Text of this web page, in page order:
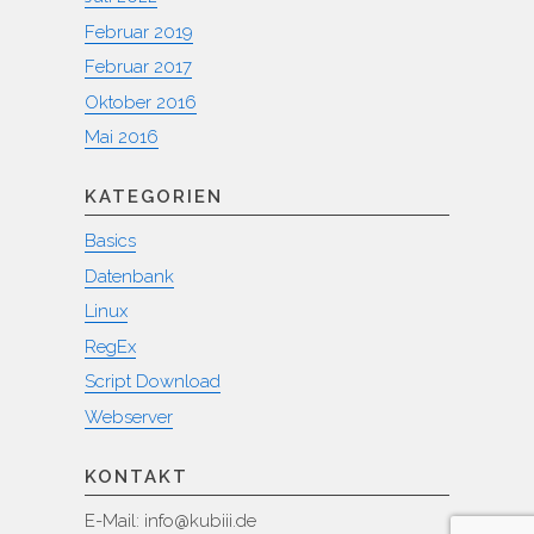
Februar 2019
Februar 2017
Oktober 2016
Mai 2016
KATEGORIEN
Basics
Datenbank
Linux
RegEx
Script Download
Webserver
KONTAKT
E-Mail: info@kubiii.de